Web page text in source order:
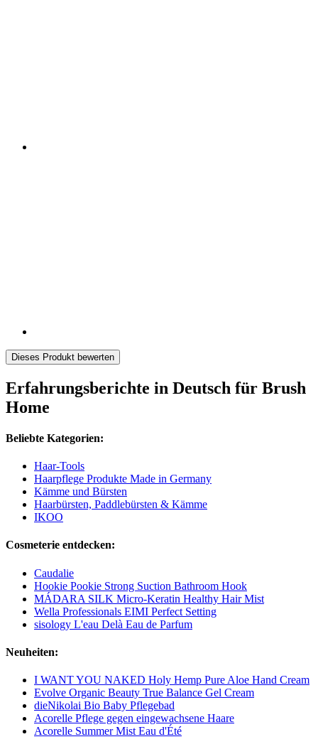
Dieses Produkt bewerten
Erfahrungsberichte in Deutsch für Brush
Home
Beliebte Kategorien:
Haar-Tools
Haarpflege Produkte Made in Germany
Kämme und Bürsten
Haarbürsten, Paddlebürsten & Kämme
IKOO
Cosmeterie entdecken:
Caudalie
Hookie Pookie Strong Suction Bathroom Hook
MÁDARA SILK Micro-Keratin Healthy Hair Mist
Wella Professionals EIMI Perfect Setting
sisology L'eau Delà Eau de Parfum
Neuheiten:
I WANT YOU NAKED Holy Hemp Pure Aloe Hand Cream
Evolve Organic Beauty True Balance Gel Cream
dieNikolai Bio Baby Pflegebad
Acorelle Pflege gegen eingewachsene Haare
Acorelle Summer Mist Eau d'Été